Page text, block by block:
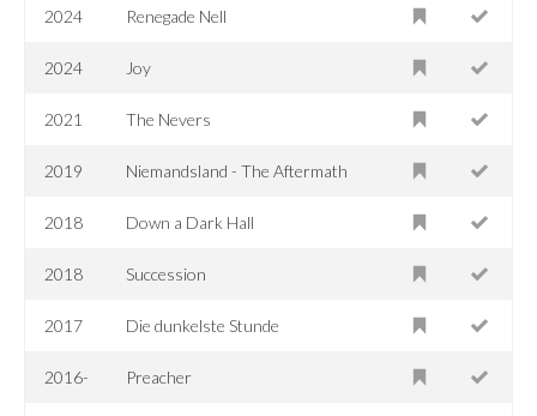
2024 Renegade Nell
2024 Joy
2021 The Nevers
2019 Niemandsland - The Aftermath
2018 Down a Dark Hall
2018 Succession
2017 Die dunkelste Stunde
2016- Preacher